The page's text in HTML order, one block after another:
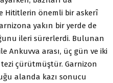
Hititlerin önemli bir askerî
yakın bir yerde de
ileri sürerlerdi. Bulunan
Ankuvva arası, üç gün ve iki
tezi çürütmüştür. Garnizon
alanda kazı sonucu